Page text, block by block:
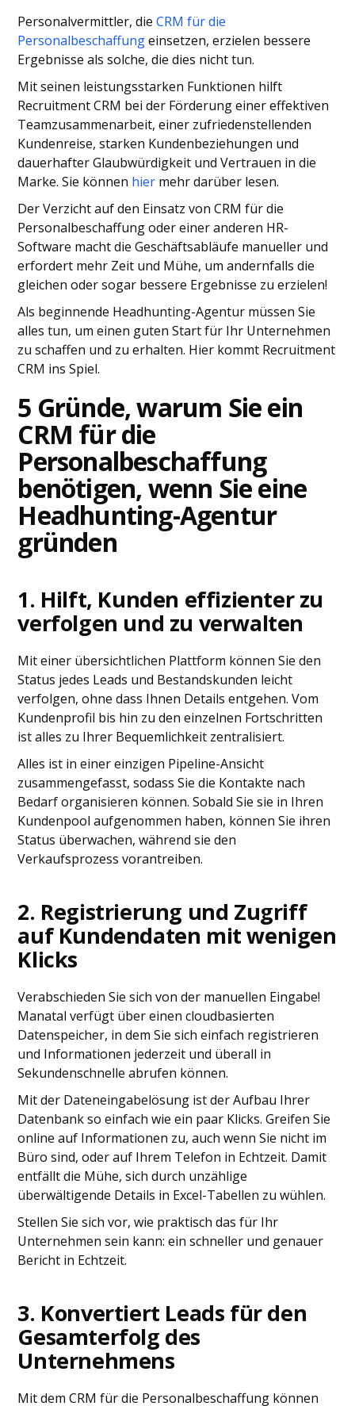
Personalvermittler, dieCRM für die
Personalbeschaffungeinsetzen, erzielen bessere
Ergebnisse als solche, die dies nicht tun.
Mit seinen leistungsstarken Funktionen hilft
Recruitment CRM bei der Förderung einer effektiven
Teamzusammenarbeit, einer zufriedenstellenden
Kundenreise, starken Kundenbeziehungen und
dauerhafter Glaubwürdigkeit und Vertrauen in die
Marke. Sie können hier mehr darüber lesen.
Der Verzicht auf den Einsatz von CRM für die
Personalbeschaffung oder einer anderen HR-
Software macht die Geschäftsabläufe manueller und
erfordert mehr Zeit und Mühe, um andernfalls die
gleichen oder sogar bessere Ergebnisse zu erzielen!
Als beginnende Headhunting-Agentur müssen Sie
alles tun, um einen guten Start für Ihr Unternehmen
zu schaffen und zu erhalten. Hier kommt Recruitment
CRM ins Spiel.
5 Gründe, warum Sie ein
CRM für die
Personalbeschaffung
benötigen, wenn Sie eine
Headhunting-Agentur
gründen
1. Hilft, Kunden effizienterzu
verfolgen und zu verwalten
Mit einer übersichtlichen Plattform können Sie den
Status jedes Leads und Bestandskunden leicht
verfolgen, ohne dass Ihnen Details entgehen. Vom
Kundenprofil bis hin zu den einzelnen Fortschritten
ist alles zu Ihrer Bequemlichkeit zentralisiert.
Alles ist in einer einzigen Pipeline-Ansicht
zusammengefasst, sodass Sie die Kontakte nach
Bedarf organisieren können. Sobald Sie sie in Ihren
Kundenpool aufgenommen haben, können Sie ihren
Status überwachen, während sie den
Verkaufsprozess vorantreiben.
2. Registrierung und Zugriff
auf Kundendaten mit wenigen
Klicks
Verabschieden Sie sich von der manuellen Eingabe!
Manatal verfügt über einen cloudbasierten
Datenspeicher, in dem Sie sich einfach registrieren
und Informationen jederzeit und überall in
Sekundenschnelle abrufen können.
Mit der Dateneingabelösung ist der Aufbau Ihrer
Datenbank so einfach wie ein paar Klicks. Greifen Sie
online auf Informationen zu, auch wenn Sie nicht im
Büro sind, oder auf Ihrem Telefon in Echtzeit. Damit
entfällt die Mühe, sich durch unzählige
überwältigende Details in Excel-Tabellen zu wühlen.
Stellen Sie sich vor, wie praktisch das für Ihr
Unternehmen sein kann: ein schneller und genauer
Bericht in Echtzeit.
3. Konvertiert Leads für den
Gesamterfolg des
Unternehmens
Mit dem CRM für die Personalbeschaffung können